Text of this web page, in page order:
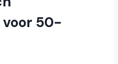
50-